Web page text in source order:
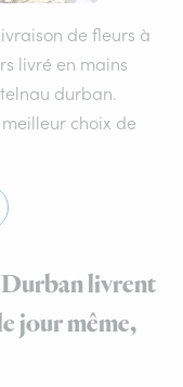
de fleurs à
livré en mains
durban.
choix de
livrent
jour même,